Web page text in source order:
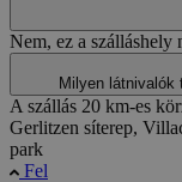
Nem, ez a szálláshely
Milyen látnivalók
A szállás 20 km-es
Gerlitzen síterep,
park
Fel